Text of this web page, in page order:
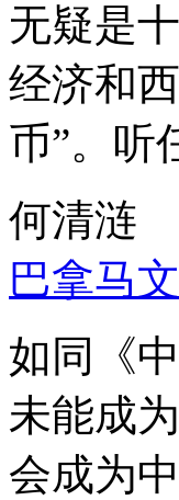
无疑是
经济和
币”。听
何清涟
巴拿马
如同《
未能成
会成为